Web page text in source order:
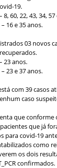
19.
8, 60, 22, 43, 34,
16 e 35 anos.
03 novos
23 anos.
23 e 37 anos.
com 39 casos
caso
que
que já
para covid-19
como
os dois
confirmados.